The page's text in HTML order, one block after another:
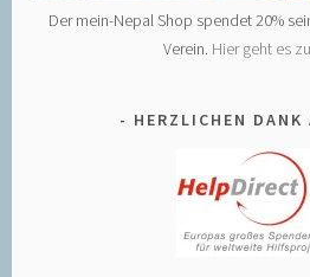
Der mein-Nepal Shop spendet 20%
Verein. Hier geht es
HERZLICHEN DANK